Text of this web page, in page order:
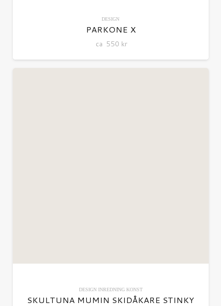
DESIGN
PARKONE X
ca 550 kr
DESIGN INREDNING KONST
SKULTUNA MUMIN SKIDÅKARE STINKY